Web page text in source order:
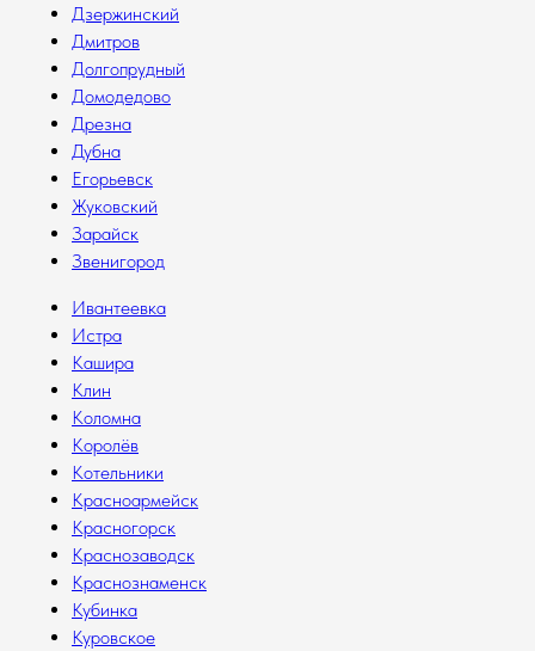
Дзержинский
Дмитров
Долгопрудный
Домодедово
Дрезна
Дубна
Егорьевск
Жуковский
Зарайск
Звенигород
Ивантеевка
Истра
Кашира
Клин
Коломна
Королёв
Котельники
Красноармейск
Красногорск
Краснозаводск
Краснознаменск
Кубинка
Куровское